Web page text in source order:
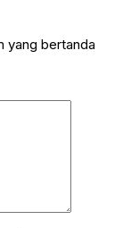
yang bertanda